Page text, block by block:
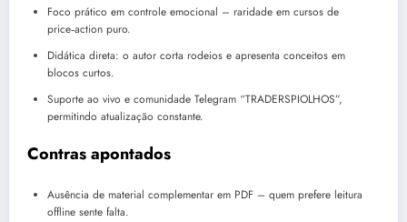
Foco prático em controle emocional – raridade em cursos de
price‑action puro.
Didática direta: o autor corta rodeios e apresenta conceitos em
blocos curtos.
Suporte ao vivo e comunidade Telegram “TRADERSPIOLHOS”,
permitindo atualização constante.
Contras apontados
Ausência de material complementar em PDF – quem prefere leitura
offline sente falta.